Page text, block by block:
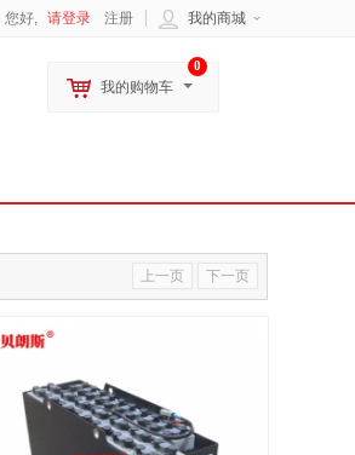
我的商城
您好, 请登录 注册
0
我的购物车
上一页 下一页